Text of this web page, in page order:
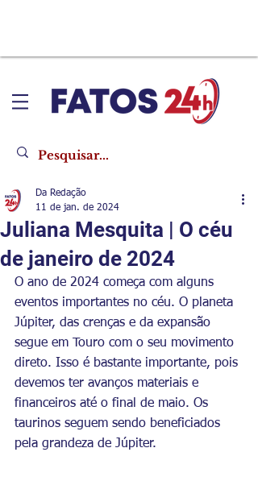
Juliana Mesquita | O céu
de janeiro de 2024
Da Redação
11 de jan. de 2024
O ano de 2024 começa com alguns
eventos importantes no céu. O planeta
Júpiter, das crenças e da expansão
segue em Touro com o seu movimento
direto. Isso é bastante importante, pois
devemos ter avanços materiais e
financeiros até o final de maio. Os
taurinos seguem sendo beneficiados
pela grandeza de Júpiter.